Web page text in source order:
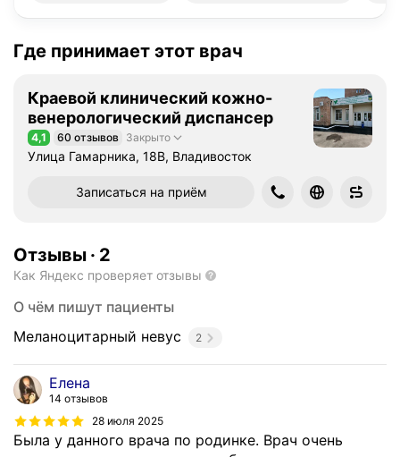
Где принимает этот врач
Краевой клинический кожно-
венерологический диспансер
Рейтинг 4,1 из 5
4,1 60 отзывов Закрыто
Улица Гамарника, 18В, Владивосток
Записаться на приём
Отзывы · 2
Как Яндекс проверяет отзывы
О чём пишут пациенты
Меланоцитарный невус
2
Елена
14 отзывов
28 июля 2025
Была у данного врача по родинке. Врач очень